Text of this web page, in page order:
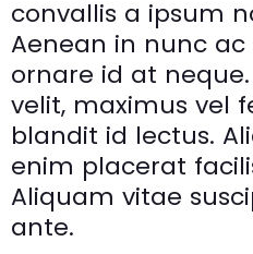
convallis a ipsum
Aenean in nunc ac
ornare id at
velit, maximus vel
blandit id lectus.
enim placerat
Aliquam vitae
ante.